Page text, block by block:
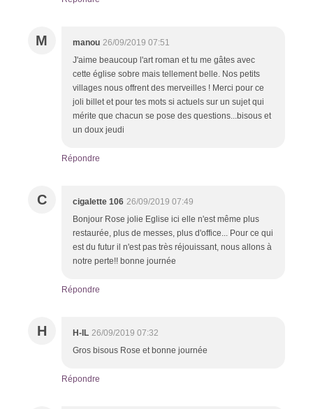
M manou 26/09/2019 07:51
J'aime beaucoup l'art roman et tu me gâtes avec
cette église sobre mais tellement belle. Nos petits
villages nous offrent des merveilles ! Merci pour ce
joli billet et pour tes mots si actuels sur un sujet qui
mérite que chacun se pose des questions...bisous et
un doux jeudi
Répondre
C cigalette 106 26/09/2019 07:49
Bonjour Rose jolie Eglise ici elle n'est même plus
restaurée, plus de messes, plus d'office... Pour ce qui
est du futur il n'est pas très réjouissant, nous allons à
notre perte!! bonne journée
Répondre
H H-IL 26/09/2019 07:32
Gros bisous Rose et bonne journée
Répondre